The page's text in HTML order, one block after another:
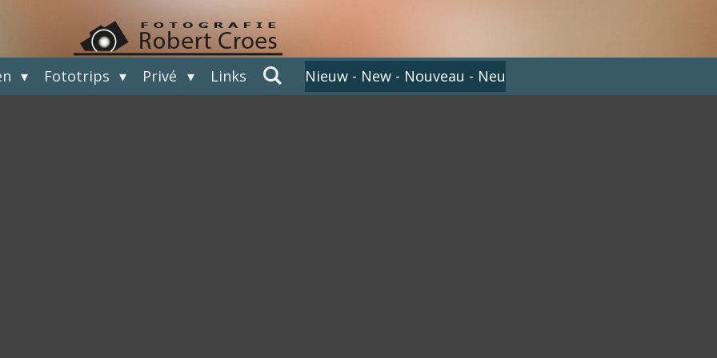
Fototrips Privé Links Nieuw - New - Nouveau - Neu